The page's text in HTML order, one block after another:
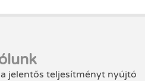
jelentős teljesítményt nyújtó